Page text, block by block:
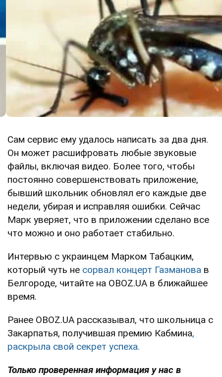
Сам сервис ему удалось написать за два дня.
Он может расшифровать любые звуковые
файлы, включая видео. Более того, чтобы
постоянно совершенствовать приложение,
бывший школьник обновлял его каждые две
недели, убирая и исправляя ошибки. Сейчас
Марк уверяет, что в приложении сделано все
что можно и оно работает стабильно.
Интервью с украинцем Марком Табацким,
который чуть не сорвал концерт Газманова в
Белгороде, читайте на OBOZ.UA в ближайшее
время.
Ранее OBOZ.UA рассказывал, что школьница с
Закарпатья, получившая премию Кабмина,
раскрыла свой секрет успеха.
Только проверенная информация у нас в